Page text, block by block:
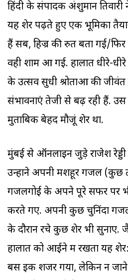
हिंदी के संपादक अंशुमान तिवारी
यह शेर पढ़ते हुए एक भूमिका
हैं सब, हिज्र की रुत बता गई/
वही शाम आ गई. हालात धीरे-
के उत्सव सुधी श्रोताओं की जीवंत
संभावनाएं तेजी से बढ़ रही हैं.
मुताबिक बेहद मौजूं शेर था.
मुंबई से ऑनलाइन जुड़े राजेश
उन्होंने अपनी मशहूर गजलें (कुछ
गजलगोई के अपने पूरे सफर पर
करते गए. अपनी कुछ चुनिंदा
के दौरान रचे कुछ शेर भी
हालात को आईने में रखता यह
बस इक शजर गया, लेकिन न जाने